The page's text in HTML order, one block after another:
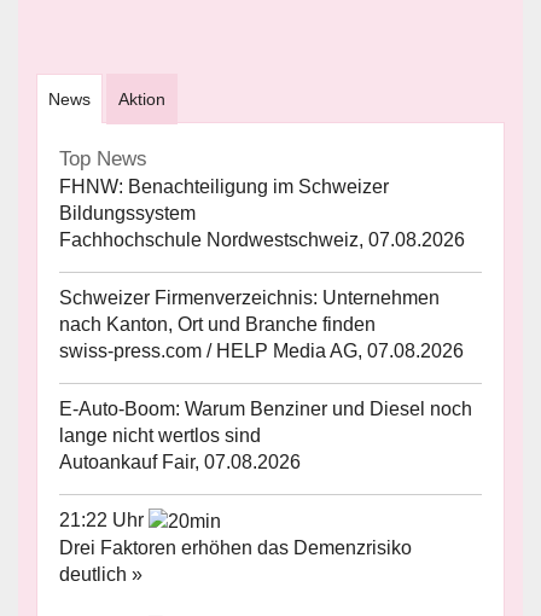
News Aktion
Top News
FHNW: Benachteiligung im Schweizer
Bildungssystem
Fachhochschule Nordwestschweiz, 07.08.2026
Schweizer Firmenverzeichnis: Unternehmen
nach Kanton, Ort und Branche finden
swiss-press.com / HELP Media AG, 07.08.2026
E-Auto-Boom: Warum Benziner und Diesel noch
lange nicht wertlos sind
Autoankauf Fair, 07.08.2026
21:22 Uhr
Drei Faktoren erhöhen das Demenzrisiko
deutlich »